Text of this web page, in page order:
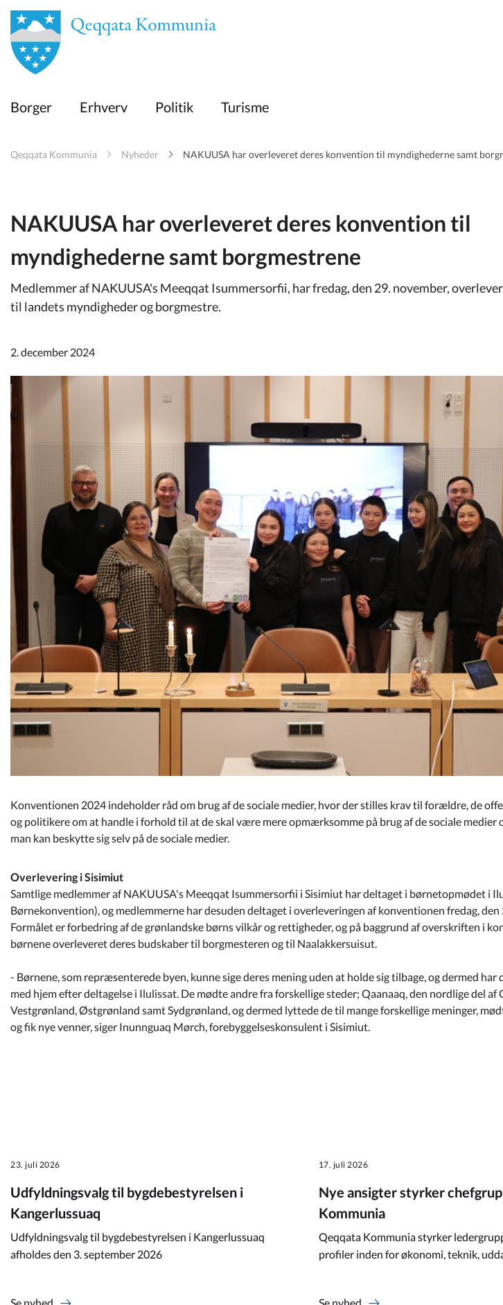
en
Borger
Erhverv
Politik
Selvbetjening
Kommuneplan
Om Kommunen
Borger Erhverv Politik Turisme
Qeqqata Kommunia Nyheder NAKUUSA har overleveret deres konvention til myndighederne samt
NAKUUSA har overleveret deres konvention til
myndighederne samt borgmestrene
Medlemmer af NAKUUSA's Meeqqat Isummersorfii, har fredag, den 29. november,
til landets myndigheder og borgmestre.
2. december 2024
Konventionen 2024 indeholder råd om brug af de sociale medier, hvor der stilles krav til forældre, de
og politikere om at handle i forhold til at de skal være mere opmærksomme på brug af de sociale medier
man kan beskytte sig selv på de sociale medier.
Overlevering i Sisimiut
Samtlige medlemmer af NAKUUSA's Meeqqat Isummersorfii i Sisimiut har deltaget i børnetopmødet i
Børnekonvention), og medlemmerne har desuden deltaget i overleveringen af konventionen fredag, den
Formålet er forbedring af de grønlandske børns vilkår og rettigheder, og på baggrund af overskriften i
børnene overleveret deres budskaber til borgmesteren og til Naalakkersuisut.
- Børnene, som repræsenterede byen, kunne sige deres mening uden at holde sig tilbage, og dermed har
med hjem efter deltagelse i Ilulissat. De mødte andre fra forskellige steder; Qaanaaq, den nordlige del af
Vestgrønland, Østgrønland samt Sydgrønland, og dermed lyttede de til mange forskellige meninger,
og fik nye venner, siger Inunnguaq Mørch, forebyggelseskonsulent i Sisimiut.
23. juli 2026
Udfyldningsvalg til bygdebestyrelsen i
Kangerlussuaq
Udfyldningsvalg til bygdebestyrelsen i Kangerlussuaq
afholdes den 3. september 2026
17. juli 2026
Nye ansigter styrker
Kommunia
Qeqqata Kommunia styrker
profiler inden for økonomi, teknik,